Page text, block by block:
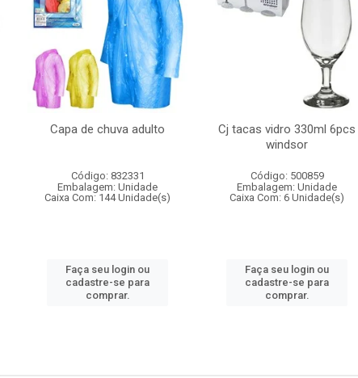
Capa de chuva adulto
Código: 832331
Embalagem: Unidade
Caixa Com: 144 Unidade(s)
Faça seu login ou
cadastre-se para
comprar.
Cj tacas vidro 330ml 6pcs
windsor
Código: 500859
Embalagem: Unidade
Caixa Com: 6 Unidade(s)
Faça seu login ou
cadastre-se para
comprar.